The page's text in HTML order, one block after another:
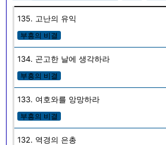
목사님 자료실
목사님 자료실
목사님 자료실
135. 고난의 유익
부흥의 비결
134. 곤고한 날에 생각하라
부흥의 비결
133. 여호와를 앙망하라
부흥의 비결
132. 역경의 은총